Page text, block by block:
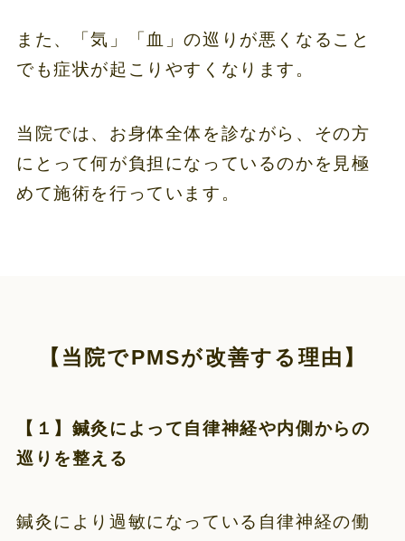
また、「気」「血」の巡りが悪くなること
でも症状が起こりやすくなります。
当院では、お身体全体を診ながら、その方
にとって何が負担になっているのかを見極
めて施術を行っています。
【当院でPMSが改善する理由】
【１】鍼灸によって自律神経や内側からの
巡りを整える
鍼灸により過敏になっている自律神経の働